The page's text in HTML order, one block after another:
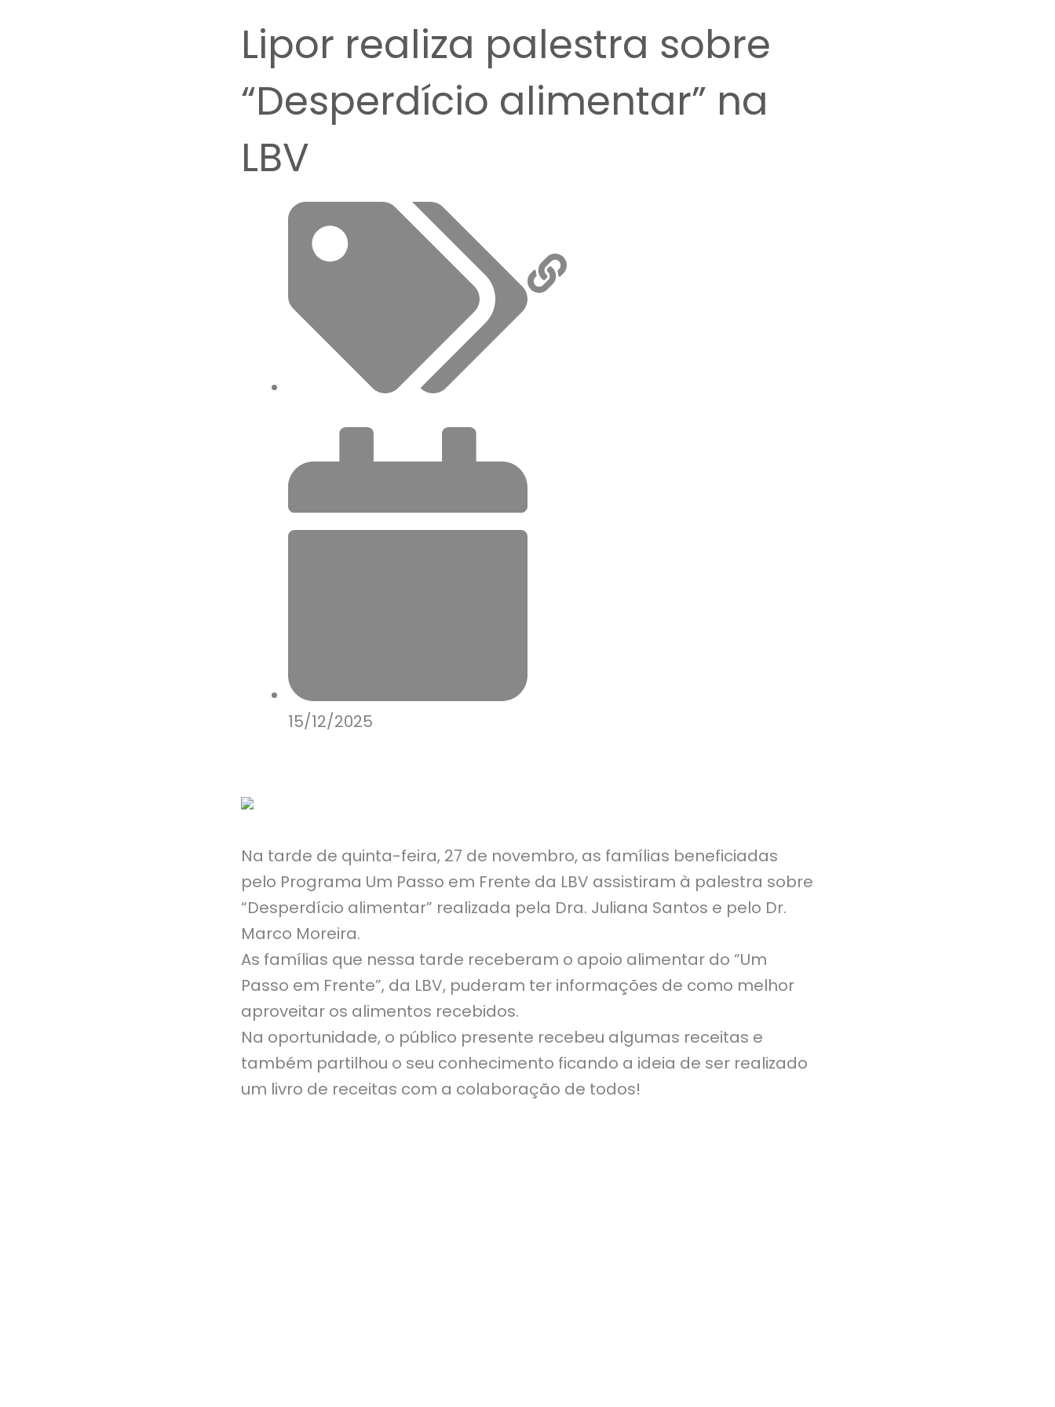
Lipor realiza palestra sobre
“Desperdício alimentar” na
LBV
15/12/2025
Na tarde de quinta-feira, 27 de novembro, as famílias beneficiadas
pelo Programa Um Passo em Frente da LBV assistiram à palestra sobre
“Desperdício alimentar” realizada pela Dra. Juliana Santos e pelo Dr.
Marco Moreira.
As famílias que nessa tarde receberam o apoio alimentar do “Um
Passo em Frente”, da LBV, puderam ter informações de como melhor
aproveitar os alimentos recebidos.
Na oportunidade, o público presente recebeu algumas receitas e
também partilhou o seu conhecimento ficando a ideia de ser realizado
um livro de receitas com a colaboração de todos!